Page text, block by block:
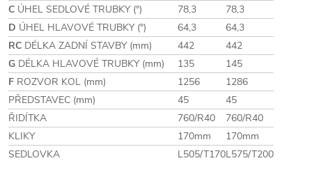
C ÚHEL SEDLOVÉ TRUBKY (°) 78,3
78,3
D ÚHEL HLAVOVÉ TRUBKY (°) 64,3
64,3
RC DÉLKA ZADNÍ STAVBY (mm) 442
442
G DÉLKA HLAVOVÉ TRUBKY (mm) 135
145
F ROZVOR KOL (mm) 1256
1286
PŘEDSTAVEC (mm)
45
45
ŘIDÍTKA
760/R40
760/R40
KLIKY
170mm
170mm
SEDLOVKA
L505/T170L575/T200